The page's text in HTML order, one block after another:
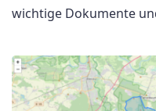
wichtige Dokumente